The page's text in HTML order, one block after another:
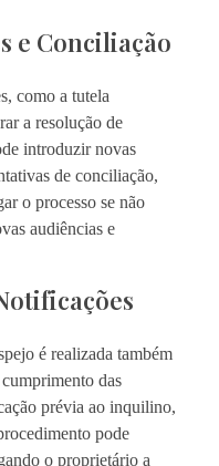
e Conciliação
como a tutela
a resolução de
introduzir novas
de conciliação,
o processo se não
audiências e
é realizada também
das
prévia ao inquilino,
pode
o proprietário a